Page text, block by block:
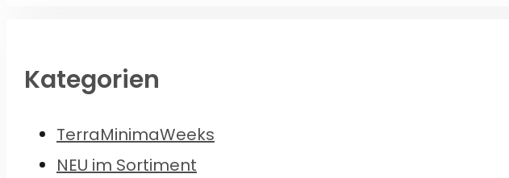
Kategorien
TerraMinimaWeeks
NEU im Sortiment